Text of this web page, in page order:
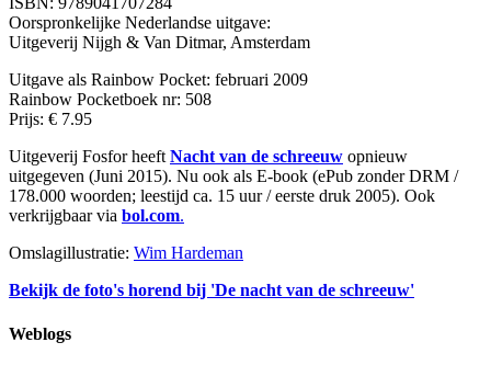
Oorspronkelijke Nederlandse uitgave:
Uitgeverij Nijgh & Van Ditmar, Amsterdam
Uitgave als Rainbow Pocket: februari 2009
Rainbow Pocketboek nr: 508
Prijs: € 7.95
Uitgeverij Fosfor heeftNacht van de schreeuw opnieuw
uitgegeven (Juni 2015). Nu ook als E-book (ePub zonder DRM /
178.000 woorden; leestijd ca. 15 uur / eerste druk 2005). Ook
verkrijgbaar via bol.com.
Omslagillustratie: Wim Hardeman
Bekijk de foto's horend bij 'De nacht van de schreeuw'
Weblogs